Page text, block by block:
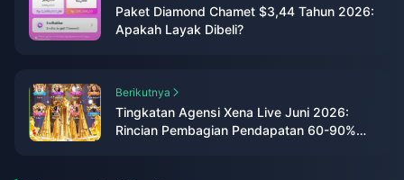
Paket Diamond Chamet $3,44 Tahun 2026:
Apakah Layak Dibeli?
Berikutnya
Tingkatan Agensi Xena Live Juni 2026:
Rincian Pembagian Pendapatan 60-90%